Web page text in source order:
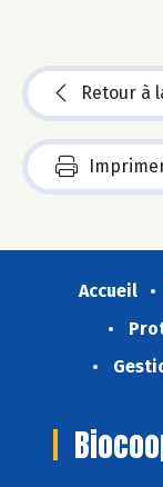
Retour à
Accueil